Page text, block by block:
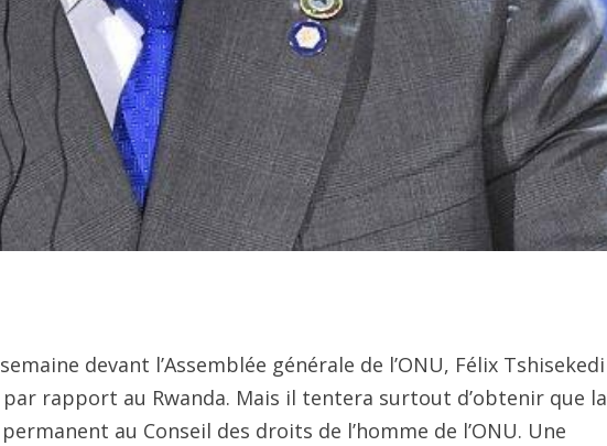
devant l’Assemblée générale de l’ONU, Félix Tshisekedi
rapport au Rwanda. Mais il tentera surtout d’obtenir que la
au Conseil des droits de l’homme de l’ONU. Une